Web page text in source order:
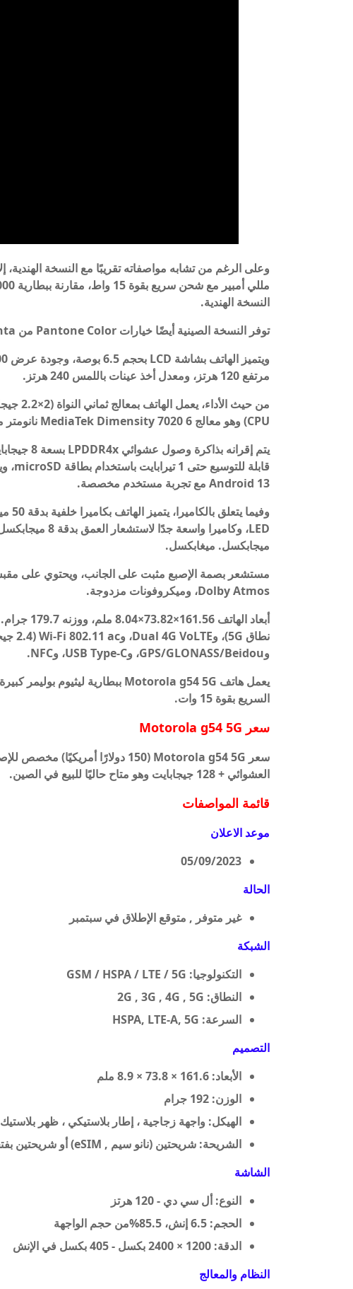
النسخة الهندية.
توفر النسخة الصينية أيضًا خيارات Pantone Color من Viva Magenta وGreen مع ظهر من الجلد النباتي.
مرتفع 120 هرتز، ومعدل أخذ عينات باللمس 240 هرتز.
CPU) وهو معالج MediaTek Dimensity 7020 6 نانومتر مع وحدة معالجة الرسومات IMG BXM-8-256.
Android 13 مع تجربة مستخدم مخصصة.
ميجابكسل. ميغابكسل.
Dolby Atmos، وميكروفونات مزدوجة.
وGPS/GLONASS/Beidou، وUSB Type-C، وNFC.
السريع بقوة 15 وات.
سعر Motorola g54 5G
العشوائي + 128 جيجابايت وهو متاح حاليًا للبيع في الصين.
قائمة المواصفات
موعد الاعلان
05/09/2023
الحالة
غير متوفر , متوقع الإطلاق في سبتمبر
الشبكة
التكنولوجيا: GSM / HSPA / LTE / 5G
النطاق: 2G , 3G , 4G , 5G
السرعة: HSPA, LTE-A, 5G
التصميم
الأبعاد: 161.6 × 73.8 × 8.9 ملم
الوزن: 192 جرام
الهيكل: واجهة زجاجية ، إطار بلاستيكي ، ظهر بلاستيك
الشريحة: شريحتين (نانو سيم , eSIM) أو شريحتين بفتحة هجينة (نانو سيم)
الشاشة
النوع:أل سي دي - 120 هرتز
الحجم: 6.5 إنش، 85.5%من حجم الواجهة
الدقة: 1200 × 2400 بكسل - 405 بكسل في الإنش
النظام والمعالج